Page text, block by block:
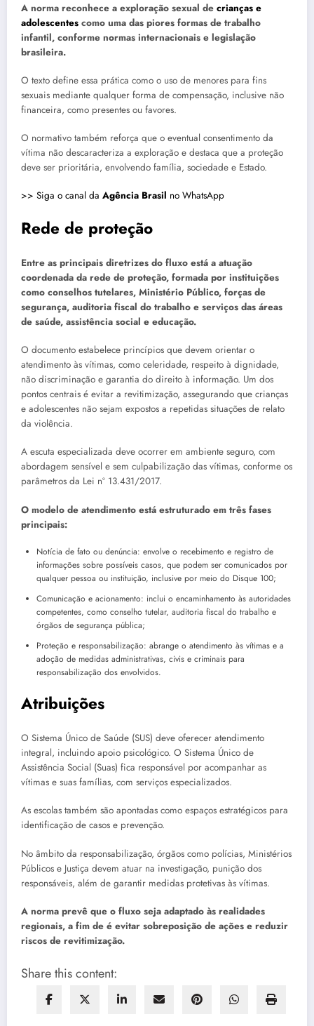
A norma reconhece a exploração sexual de crianças e
adolescentes como uma das piores formas de trabalho
infantil, conforme normas internacionais e legislação
brasileira.
O texto define essa prática como o uso de menores para fins
sexuais mediante qualquer forma de compensação, inclusive não
financeira, como presentes ou favores.
O normativo também reforça que o eventual consentimento da
vítima não descaracteriza a exploração e destaca que a proteção
deve ser prioritária, envolvendo família, sociedade e Estado.
>> Siga o canal da Agência Brasil no WhatsApp
Rede de proteção
Entre as principais diretrizes do fluxo está a atuação
coordenada da rede de proteção, formada por instituições
como conselhos tutelares, Ministério Público, forças de
segurança, auditoria fiscal do trabalho e serviços das áreas
de saúde, assistência social e educação.
O documento estabelece princípios que devem orientar o
atendimento às vítimas, como celeridade, respeito à dignidade,
não discriminação e garantia do direito à informação. Um dos
pontos centrais é evitar a revitimização, assegurando que crianças
e adolescentes não sejam expostos a repetidas situações de relato
da violência.
A escuta especializada deve ocorrer em ambiente seguro, com
abordagem sensível e sem culpabilização das vítimas, conforme os
parâmetros da Lei nº 13.431/2017.
O modelo de atendimento está estruturado em três fases
principais:
Notícia de fato ou denúncia: envolve o recebimento e registro de
informações sobre possíveis casos, que podem ser comunicados por
qualquer pessoa ou instituição, inclusive por meio do Disque 100;
Comunicação e acionamento: inclui o encaminhamento às autoridades
competentes, como conselho tutelar, auditoria fiscal do trabalho e
órgãos de segurança pública;
Proteção e responsabilização: abrange o atendimento às vítimas e a
adoção de medidas administrativas, civis e criminais para
responsabilização dos envolvidos.
Atribuições
O Sistema Único de Saúde (SUS) deve oferecer atendimento
integral, incluindo apoio psicológico. O Sistema Único de
Assistência Social (Suas) fica responsável por acompanhar as
vítimas e suas famílias, com serviços especializados.
As escolas também são apontadas como espaços estratégicos para
identificação de casos e prevenção.
No âmbito da responsabilização, órgãos como polícias, Ministérios
Públicos e Justiça devem atuar na investigação, punição dos
responsáveis, além de garantir medidas protetivas às vítimas.
A norma prevê que o fluxo seja adaptado às realidades
regionais, a fim de é evitar sobreposição de ações e reduzir
riscos de revitimização.
Share this content: